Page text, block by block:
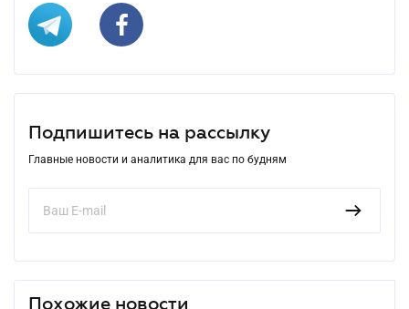
Подпишитесь на рассылку
Главные новости и аналитика для вас по будням
Похожие новости